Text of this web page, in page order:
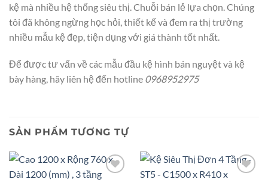
kệ mà nhiều hệ thống siêu thị. Chuỗi bán lẻ lựa chọn. Chúng
tôi đã không ngừng học hỏi, thiết kế và đem ra thị trường
nhiều mẫu kệ đẹp, tiện dụng với giá thành tốt nhất.
Để được tư vấn về các mẫu đầu kệ hình bán nguyệt và kệ
bày hàng, hãy liên hệ đến hotline 0968952975
SẢN PHẨM TƯƠNG TỰ
Add to